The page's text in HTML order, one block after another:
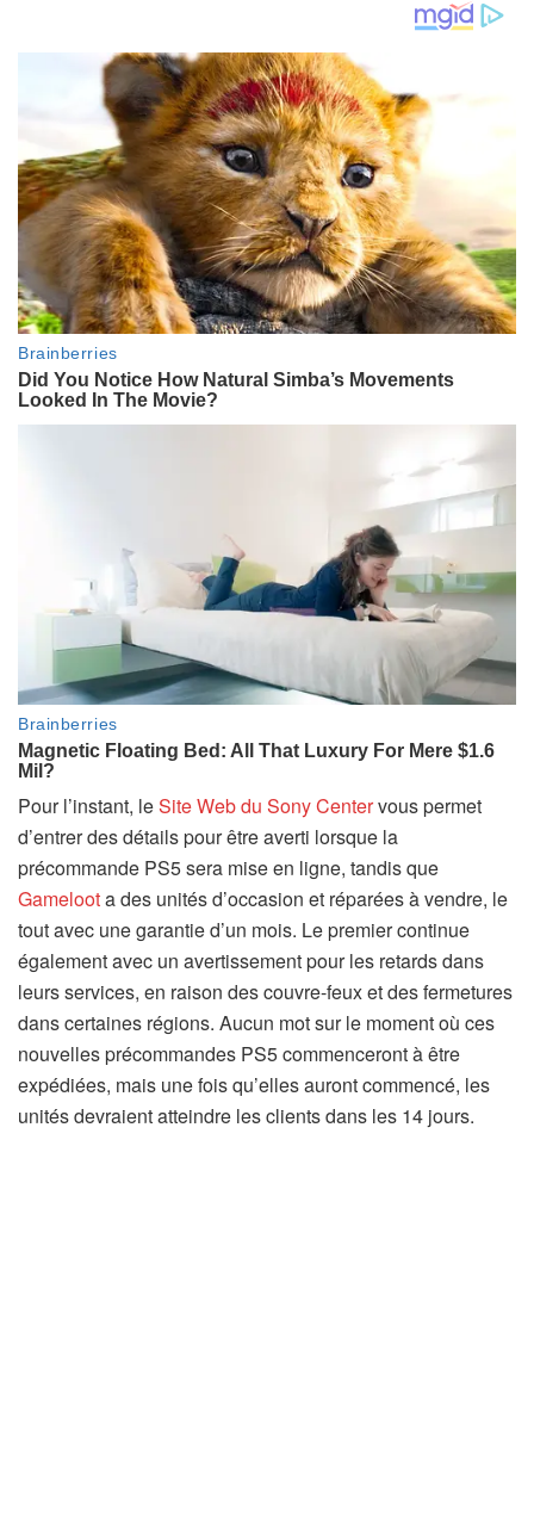
Pour l’instant, leSite Web du Sony Centervous permet
d’entrer des détails pour être averti lorsque la
précommande PS5 sera mise en ligne, tandis que
Gameloota des unités d’occasion et réparées à vendre, le
tout avec une garantie d’un mois. Le premier continue
également avec un avertissement pour les retards dans
leurs services, en raison des couvre-feux et des fermetures
dans certaines régions. Aucun mot sur le moment où ces
nouvelles précommandes PS5 commenceront à être
expédiées, mais une fois qu’elles auront commencé, les
unités devraient atteindre les clients dans les 14 jours.